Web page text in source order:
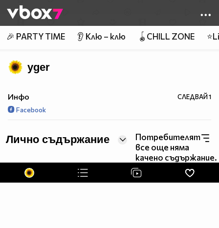
👾
🎉 PARTY TIME 👂 Клю – клю 🪀CHILL ZONE
yger
Инфо СЛЕДВАЙ1
Facebook
Лично съдържание
Потребителят
все още няма
качено съдържание.